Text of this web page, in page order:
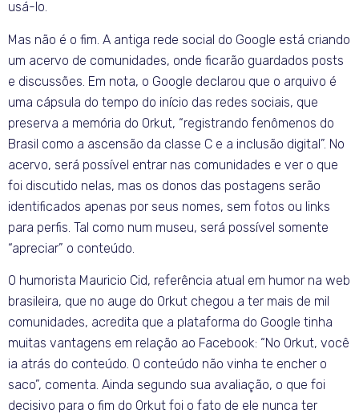
usá-lo.
Mas não é o fim. A antiga rede social do Google está criando
um acervo de comunidades, onde ficarão guardados posts
e discussões. Em nota, o Google declarou que o arquivo é
uma cápsula do tempo do início das redes sociais, que
preserva a memória do Orkut, “registrando fenômenos do
Brasil como a ascensão da classe C e a inclusão digital”. No
acervo, será possível entrar nas comunidades e ver o que
foi discutido nelas, mas os donos das postagens serão
identificados apenas por seus nomes, sem fotos ou links
para perfis. Tal como num museu, será possível somente
“apreciar” o conteúdo.
O humorista Mauricio Cid, referência atual em humor na web
brasileira, que no auge do Orkut chegou a ter mais de mil
comunidades, acredita que a plataforma do Google tinha
muitas vantagens em relação ao Facebook: “No Orkut, você
ia atrás do conteúdo. O conteúdo não vinha te encher o
saco”, comenta. Ainda segundo sua avaliação, o que foi
decisivo para o fim do Orkut foi o fato de ele nunca ter